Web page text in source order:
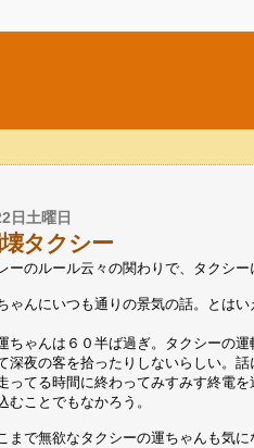
日土曜日
タクシー
ーのルール云々の関わりで、タクシー
ゃんにいつも通りの景気の話。とは
ちゃんは６０半ば過ぎ。タクシーの
深夜の客を拾ったりしないらしい。
ってる時間に終わってみすみす終電
むことでもなかろう。
まで無欲なタクシーの運ちゃんも気